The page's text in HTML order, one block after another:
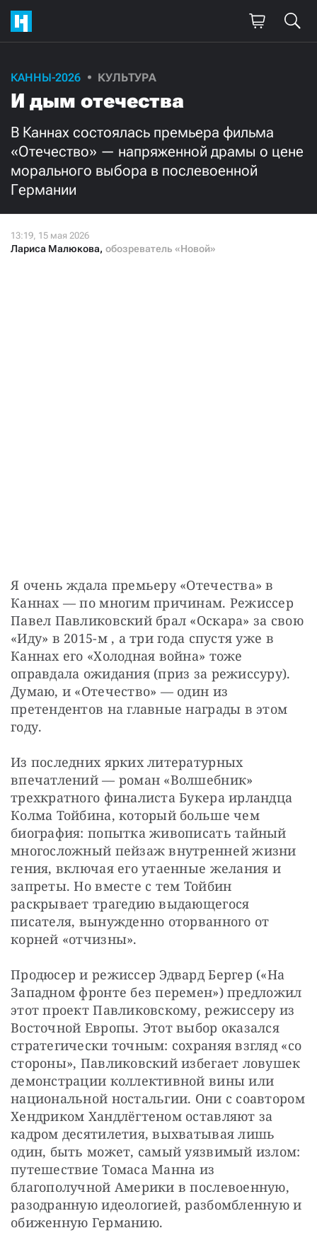
КАННЫ-2026 КУЛЬТУРА
И дым отечества
В Каннах состоялась премьера фильма
«Отечество» — напряженной драмы о цене
морального выбора в послевоенной
Германии
Лариса Малюкова, обозреватель «Новой»
Я очень ждала премьеру «Отечества» в
Каннах — по многим причинам. Режиссер
Павел Павликовский брал «Оскара» за свою
«Иду» в 2015-м , а три года спустя уже в
Каннах его «Холодная война» тоже
оправдала ожидания (приз за режиссуру).
Думаю, и «Отечество» — один из
претендентов на главные награды в этом
году.
Из последних ярких литературных
впечатлений — роман «Волшебник»
трехкратного финалиста Букера ирландца
Колма Тойбина, который больше чем
биография: попытка живописать тайный
многосложный пейзаж внутренней жизни
гения, включая его утаенные желания и
запреты. Но вместе с тем Тойбин
раскрывает трагедию выдающегося
писателя, вынужденно оторванного от
корней «отчизны».
Продюсер и режиссер Эдвард Бергер («На
Западном фронте без перемен») предложил
этот проект Павликовскому, режиссеру из
Восточной Европы. Этот выбор оказался
стратегически точным: сохраняя взгляд «со
стороны», Павликовский избегает ловушек
демонстрации коллективной вины или
национальной ностальгии. Они с соавтором
Хендриком Хандлёгтеном оставляют за
кадром десятилетия, выхватывая лишь
один, быть может, самый уязвимый излом:
путешествие Томаса Манна из
благополучной Америки в послевоенную,
разодранную идеологией, разбомбленную и
обиженную Германию.
Поддержите
нашу работу!
Ежемесячно Разово
3000 1000